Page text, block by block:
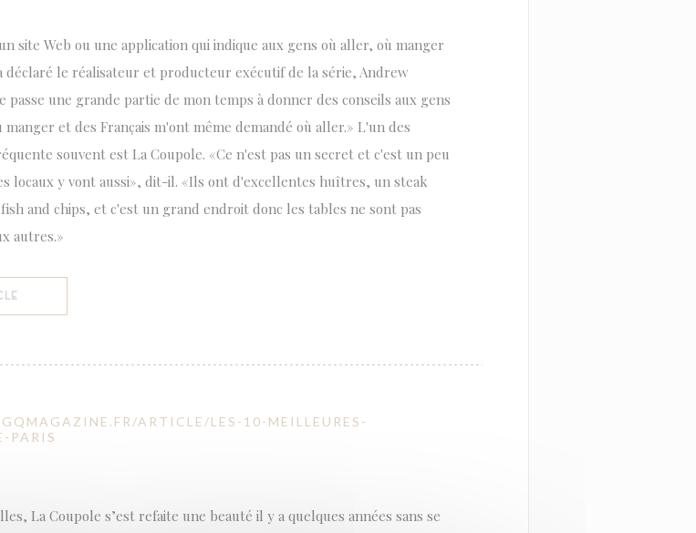
site Web ou une application qui indique aux gens où aller, où manger
déclaré le réalisateur et producteur exécutif de la série, Andrew
passe une grande partie de mon temps à donner des conseils aux gens
et des Français m'ont même demandé où aller.» L'un des
souvent est La Coupole. «Ce n'est pas un secret et c'est un peu
locaux y vont aussi», dit-il. «Ils ont d'excellentes huîtres, un steak
and chips, et c'est un grand endroit donc les tables ne sont pas
autres.»
((OUVRE UNE NOUVELLE FENÊTRE))
ARTICLE/LES-10-MEILLEURES-
PARIS
La Coupole s’est refaite une beauté il y a quelques années sans se